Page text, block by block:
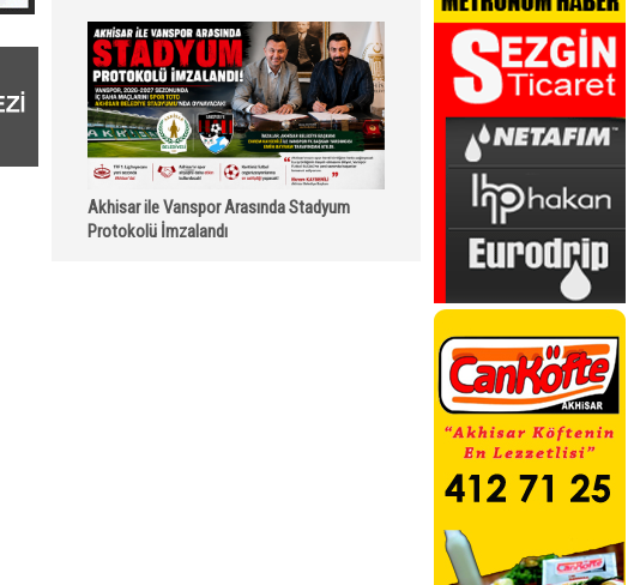
Akhisar ile Vanspor Arasında Stadyum
Protokolü İmzalandı